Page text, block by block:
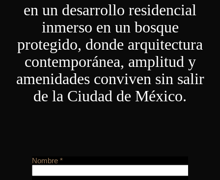
en un desarrollo residencial
inmerso en un bosque
protegido, donde arquitectura
contemporánea, amplitud y
amenidades conviven sin salir
de la Ciudad de México.